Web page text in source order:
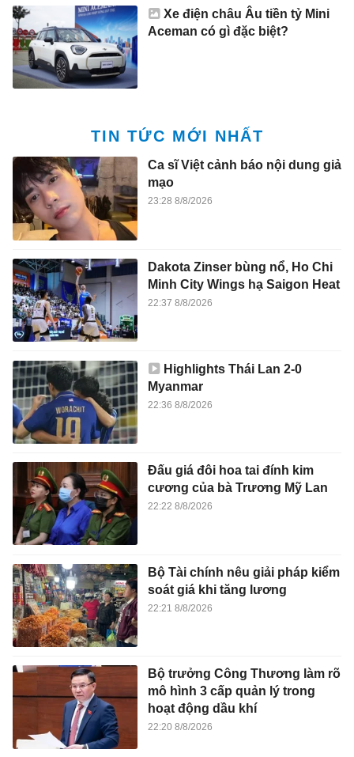
Xe điện châu Âu tiền tỷ Mini
Aceman có gì đặc biệt?
TIN TỨC MỚI NHẤT
Ca sĩ Việt cảnh báo nội dung giả
mạo
23:28 8/8/2026
Dakota Zinser bùng nổ, Ho Chi
Minh City Wings hạ Saigon Heat
22:37 8/8/2026
Highlights Thái Lan 2-0
Myanmar
22:36 8/8/2026
Đấu giá đôi hoa tai đính kim
cương của bà Trương Mỹ Lan
22:22 8/8/2026
Bộ Tài chính nêu giải pháp kiểm
soát giá khi tăng lương
22:21 8/8/2026
Bộ trưởng Công Thương làm rõ
mô hình 3 cấp quản lý trong
hoạt động dầu khí
22:20 8/8/2026